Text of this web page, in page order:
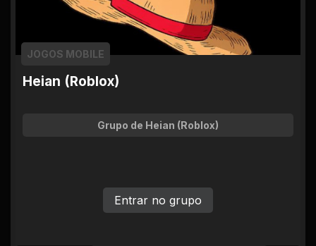
Heian (Roblox)
JOGOS MOBILE
Grupo de Heian (Roblox)
Entrar no grupo